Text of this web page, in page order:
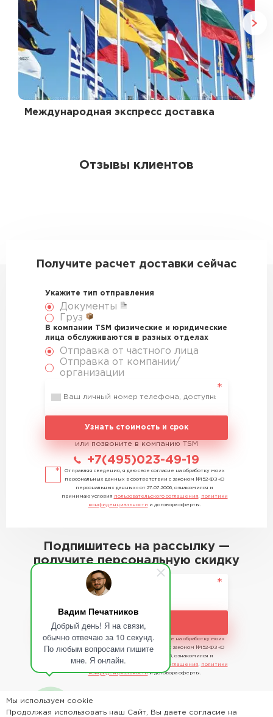
Вадим Печатников
Добрый день! Я на связи,
обычно отвечаю за 10 секунд.
По любым вопросами пишите
мне. Я онлайн.
Международная экспресс доставка
Отзывы клиентов
Получите расчет доставки сейчас
Укажите тип отправления
Документы
Груз
В компании TSM физические и юридические
лица обслуживаются в разных отделах
Отправка от частного лица
Отправка от компании/
организации
Узнать стоимость и срок
или позвоните в компанию TSM
+7(495)023-49-19
Отправляя сведения, я даю свое согласие на обработку моих
персональных данных в соответствии с законом №152-ФЗ «О
персональных данных» от 27.07.2006, ознакомился и
принимаю условия пользовательского соглашения
политики
конфиденциальности и договора оферты.
Подпишитесь на рассылку —
получите персональную скидку
Отправляя сведения, я даю свое согласие на обработку моих
персональных данных в соответствии с законом №152-ФЗ «О
персональных данных» от 27.07.2006, ознакомился и
принимаю условияпользовательского соглашения
политики
конфиденциальностии договора оферты.
Мы используем cookie
Продолжая использовать наш Сайт, Вы даете согласие на